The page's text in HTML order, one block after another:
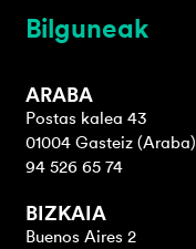
Bilguneak
ARABA
Postas kalea 43
01004 Gasteiz (Araba)
94 526 65 74
BIZKAIA
Buenos Aires 2